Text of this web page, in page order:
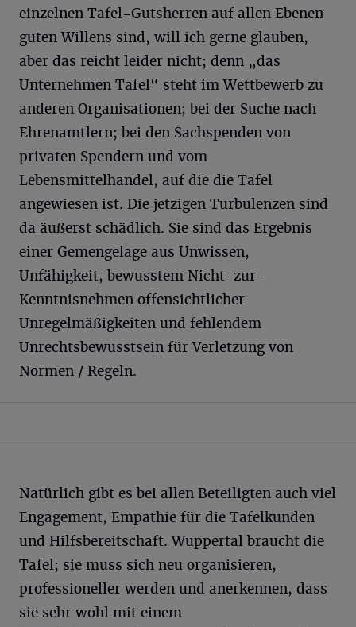
einzelnen Tafel-Gutsherren auf allen Ebenen
guten Willens sind, will ich gerne glauben,
aber das reicht leider nicht; denn „das
Unternehmen Tafel“ steht im Wettbewerb zu
anderen Organisationen; bei der Suche nach
Ehrenamtlern; bei den Sachspenden von
privaten Spendern und vom
Lebensmittelhandel, auf die die Tafel
angewiesen ist. Die jetzigen Turbulenzen sind
da äußerst schädlich. Sie sind das Ergebnis
einer Gemengelage aus Unwissen,
Unfähigkeit, bewusstem Nicht-zur-
Kenntnisnehmen offensichtlicher
Unregelmäßigkeiten und fehlendem
Unrechtsbewusstsein für Verletzung von
Normen / Regeln.
Natürlich gibt es bei allen Beteiligten auch viel
Engagement, Empathie für die Tafelkunden
und Hilfsbereitschaft. Wuppertal braucht die
Tafel; sie muss sich neu organisieren,
professioneller werden und anerkennen, dass
sie sehr wohl mit einem